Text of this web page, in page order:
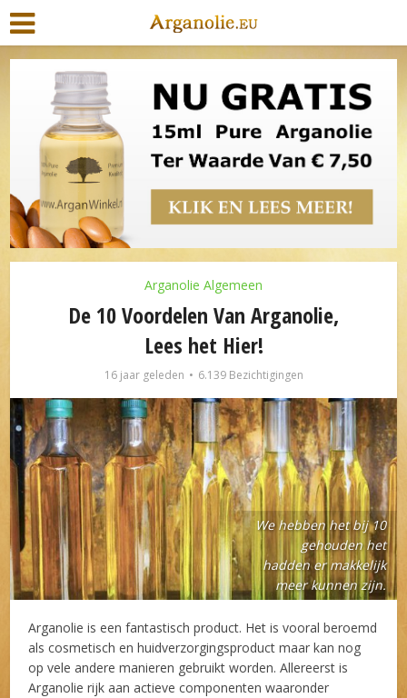
Arganolie Algemeen
De 10 Voordelen Van Arganolie,
Lees het Hier!
16 jaar geleden 6.139 Bezichtigingen
We hebben het bij 10
gehouden het
hadden er makkelijk
meer kunnen zijn.
Arganolie is een fantastisch product. Het is vooral beroemd
als cosmetisch en huidverzorgingsproduct maar kan nog
op vele andere manieren gebruikt worden. Allereerst is
Arganolie rijk aan actieve componenten waaronder